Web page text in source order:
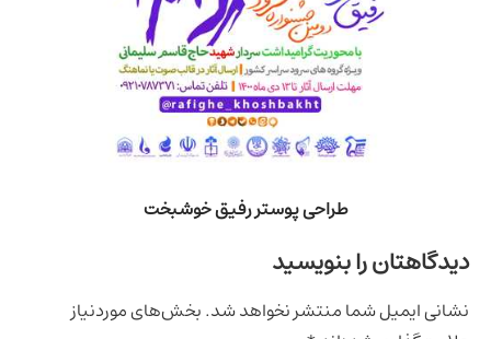
طراحی پوستر رفیق خوشبخت
را بنویسید
ایمیل شما منتشر نخواهد شد.بخش‌های موردنیاز